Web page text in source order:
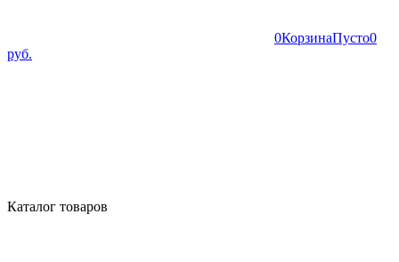
0КорзинаПусто0
руб.
Каталог товаров